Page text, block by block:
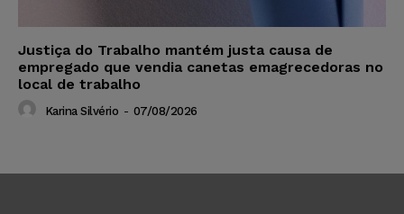
Justiça do Trabalho mantém justa causa de
empregado que vendia canetas emagrecedoras no
local de trabalho
Karina Silvério - 07/08/2026